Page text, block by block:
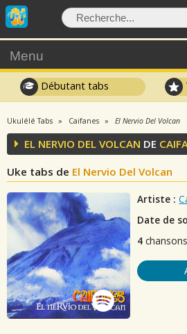
Menu
Débutant tabs
Ukulélé Tabs Caifanes El Nervio Del Volcan
EL NERVIO DEL VOLCAN DE
Uke tabs de El Nervio Del Volcan
Artiste :
Date de
4